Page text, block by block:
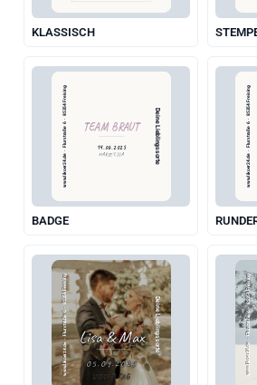
KLASSISCH
www.likoer24.de  ·  Flurstraße 6  ·  85354 Freising TEAM BRAUT
14.06.2025
MARIE'S JGA Deine Lieblingssorte
BADGE
www.likoer24.de  ·  Flurstraße 6  ·  85354 Freising
www.likoer24.de  ·  Flurstraße 6  ·  85354 Freising Lisa & Max
05.09.2025
UNSER TAG
Deine Lieblingssorte www.likoer24.de  ·  Flurstraße 6  ·  85354 Freising